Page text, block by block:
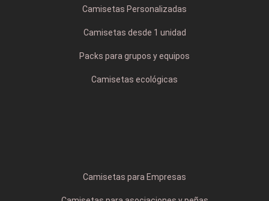
Camisetas Personalizadas
Camisetas desde 1 unidad
Packs para grupos y equipos
Camisetas ecológicas
Camisetas para Empresas